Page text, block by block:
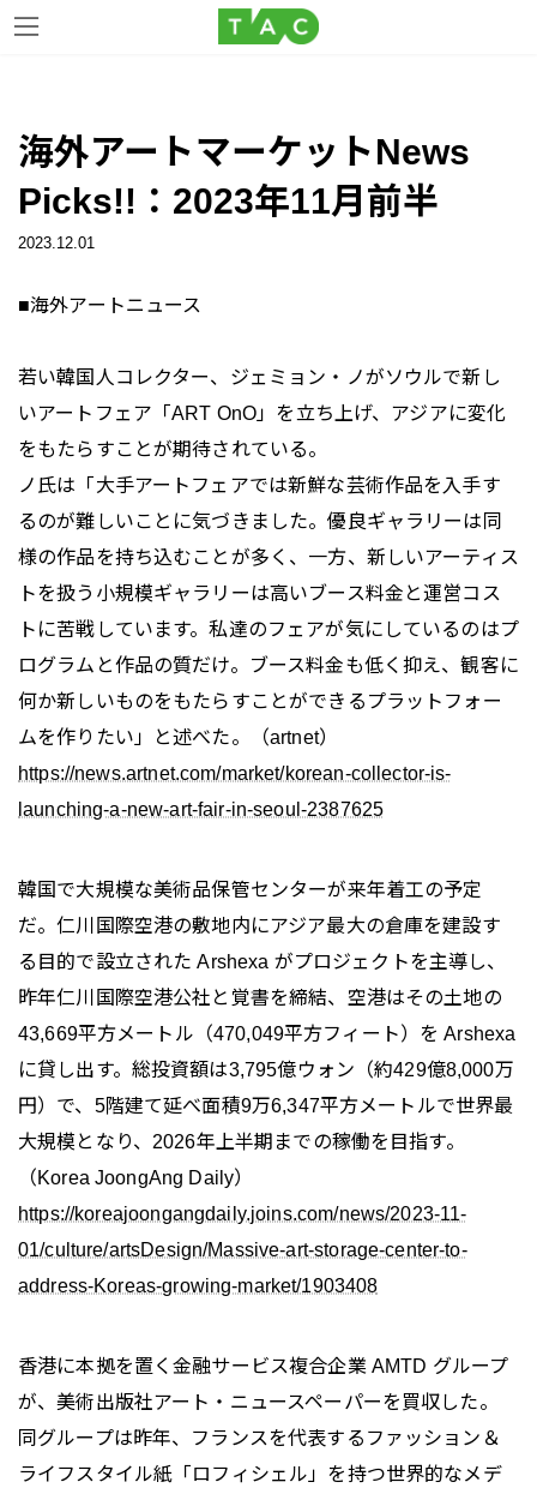
海外アートマーケットNews
Picks!!：2023年11月前半
2023.12.01
■海外アートニュース
若い韓国人コレクター、ジェミョン・ノがソウルで新し
いアートフェア「ART OnO」を立ち上げ、アジアに変化
をもたらすことが期待されている。
ノ氏は「大手アートフェアでは新鮮な芸術作品を入手す
るのが難しいことに気づきました。優良ギャラリーは同
様の作品を持ち込むことが多く、一方、新しいアーティス
トを扱う小規模ギャラリーは高いブース料金と運営コス
トに苦戦しています。私達のフェアが気にしているのはプ
ログラムと作品の質だけ。ブース料金も低く抑え、観客に
何か新しいものをもたらすことができるプラットフォー
ムを作りたい」と述べた。（artnet）
https://news.artnet.com/market/korean-collector-is-
launching-a-new-art-fair-in-seoul-2387625
韓国で大規模な美術品保管センターが来年着工の予定
だ。仁川国際空港の敷地内にアジア最大の倉庫を建設す
る目的で設立された Arshexa がプロジェクトを主導し、
昨年仁川国際空港公社と覚書を締結、空港はその土地の
43,669平方メートル（470,049平方フィート）を Arshexa
に貸し出す。総投資額は3,795億ウォン（約429億8,000万
円）で、5階建て延べ面積9万6,347平方メートルで世界最
大規模となり、2026年上半期までの稼働を目指す。
（Korea JoongAng Daily）
https://koreajoongangdaily.joins.com/news/2023-11-
01/culture/artsDesign/Massive-art-storage-center-to-
address-Koreas-growing-market/1903408
香港に本拠を置く金融サービス複合企業 AMTD グループ
が、美術出版社アート・ニュースペーパーを買収した。
同グループは昨年、フランスを代表するファッション＆
ライフスタイル紙「ロフィシェル」を持つ世界的なメデ